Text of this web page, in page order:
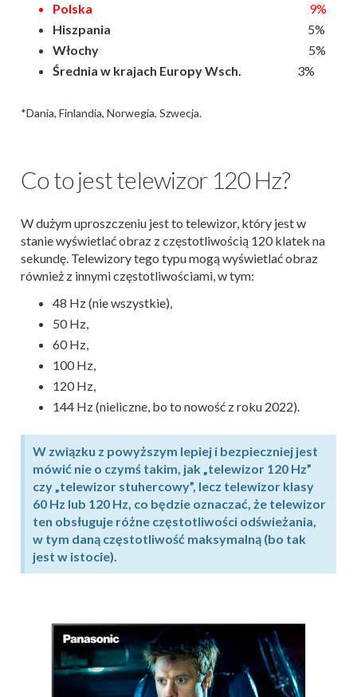
Polska
9%
Hiszpania
5%
Włochy
5%
Średnia w krajach Europy Wsch.
3%
*Dania, Finlandia, Norwegia, Szwecja.
Co to jest telewizor 120 Hz?
W dużym uproszczeniu jest to telewizor, który jest w
stanie wyświetlać obraz z częstotliwością 120 klatek na
sekundę. Telewizory tego typu mogą wyświetlać obraz
również z innymi częstotliwościami, w tym:
48 Hz (nie wszystkie),
50 Hz,
60 Hz,
100 Hz,
120 Hz,
144 Hz (nieliczne, bo to nowość z roku 2022).
W związku z powyższym lepiej i bezpieczniej jest
mówić nie o czymś takim, jak „telewizor 120 Hz”
czy „telewizor stuhercowy”, lecz telewizor klasy
60 Hz lub 120 Hz, co będzie oznaczać, że telewizor
ten obsługuje różne częstotliwości odświeżania,
w tym daną częstotliwość maksymalną (bo tak
jest w istocie).